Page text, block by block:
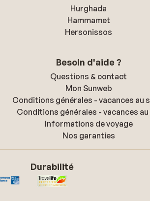
Hurghada
Hammamet
Hersonissos
Besoin d'aide ?
Questions & contact
Mon Sunweb
Conditions générales - vacances au
Conditions générales - vacances au
Informations de voyage
Nos garanties
Durabilité